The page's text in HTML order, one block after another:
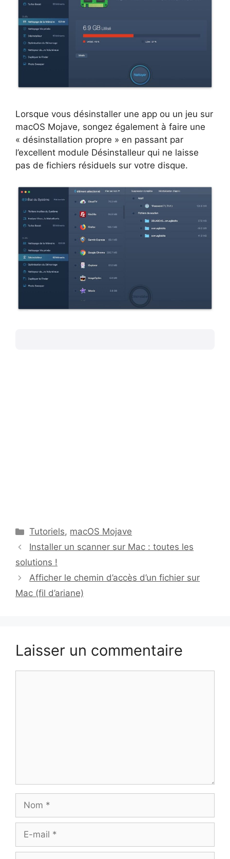
Lorsque vous désinstaller une app ou un jeu sur
macOS Mojave, songez également à faire une
« désinstallation propre » en passant par
l’excellent module Désinstalleur qui ne laisse
pas de fichiers résiduels sur votre disque.
Catégories
Tutoriels, macOS Mojave
Installer un scanner sur Mac : toutes les
solutions !
Afficher le chemin d’accès d’un fichier sur
Mac (fil d’ariane)
Laisser un commentaire
Nom